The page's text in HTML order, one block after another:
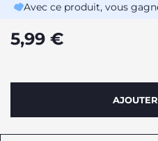
Avec ce produit, vous
5,99 €
AJOUTER